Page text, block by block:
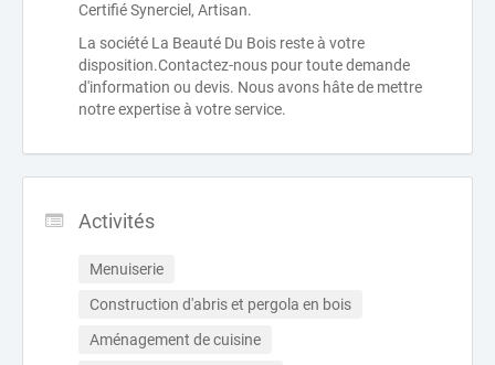
Certifié Synerciel, Artisan.
La société La Beauté Du Bois reste à votre
disposition.Contactez-nous pour toute demande
d'information ou devis. Nous avons hâte de mettre
notre expertise à votre service.
Activités
Menuiserie
Construction d'abris et pergola en bois
Aménagement de cuisine